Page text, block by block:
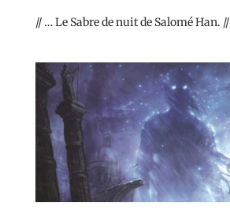
// … Le Sabre de nuit de Salomé Han. //